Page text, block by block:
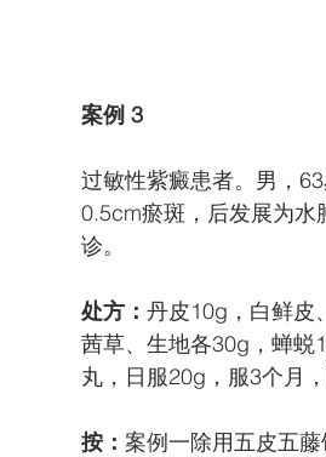
案例 3
过敏性紫癜患者。男，
0.5cm瘀斑，后发展为水
诊。
处方： 丹皮10g，白鲜皮
茜草、生地各30g，蝉蜕
丸，日服20g，服3个月
按： 案例一除用五皮五